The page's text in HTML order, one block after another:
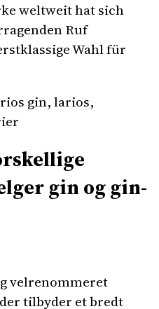
weltweit hat sich
Ruf
Wahl für
gin, larios,
gin og gin-
velrenommeret
tilbyder et bredt